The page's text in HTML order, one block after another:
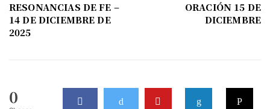
RESONANCIAS DE FE –
14 DE DICIEMBRE DE
2025
ORACIÓN 15 DE
DICIEMBRE
0